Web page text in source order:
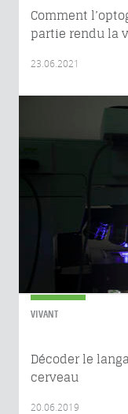
Comment
partie rendu la
23.06.2021
VIVANT
Décoder le
cerveau
20.06.2019